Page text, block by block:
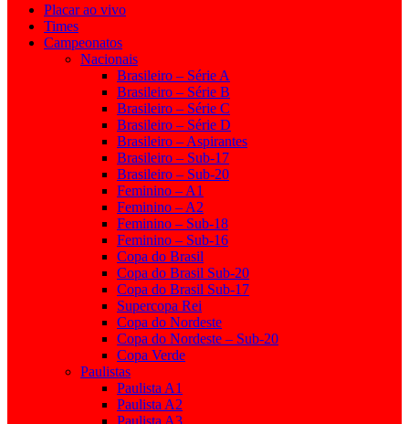
Placar ao vivo
Times
Campeonatos
Nacionais
Brasileiro – Série A
Brasileiro – Série B
Brasileiro – Série C
Brasileiro – Série D
Brasileiro – Aspirantes
Brasileiro – Sub-17
Brasileiro – Sub-20
Feminino – A1
Feminino – A2
Feminino – Sub-18
Feminino – Sub-16
Copa do Brasil
Copa do Brasil Sub-20
Copa do Brasil Sub-17
Supercopa Rei
Copa do Nordeste
Copa do Nordeste – Sub-20
Copa Verde
Paulistas
Paulista A1
Paulista A2
Paulista A3